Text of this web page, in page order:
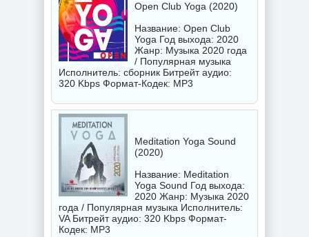
Open Club Yoga (2020)
Название: Open Club
Yoga Год выхода: 2020
Жанр: Музыка 2020 года
/ Популярная музыка
Исполнитель: сборник Битрейт аудио:
320 Kbps Формат-Кодек: MP3
Meditation Yoga Sound
(2020)
Название: Meditation
Yoga Sound Год выхода:
2020 Жанр: Музыка 2020
года / Популярная музыка Исполнитель:
VAБитрейт аудио: 320 Kbps Формат-
Кодек: MP3